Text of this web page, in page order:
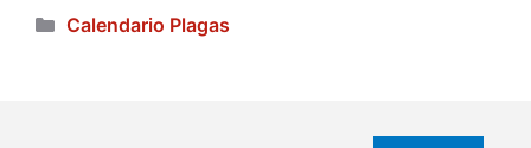
Categorías
Calendario Plagas